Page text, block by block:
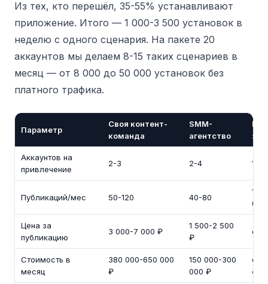
Из тех, кто перешёл, 35-55% устанавливают
приложение. Итого — 1 000-3 500 установок в
неделю с одного сценария. На пакете 20
аккаунтов мы делаем 8-15 таких сценариев в
месяц — от 8 000 до 50 000 установок без
платного трафика.
Параметр
Своя контент-
команда
SMM-
агентство
Аккаунтов на
привлечение
2-3 2-4 10-
Публикаций/мес 50-120 40-80
1
000
Цена за
публикацию
3 000-7 000 ₽
1 500-2 500
₽
от
Стоимость в
месяц
380 000-650 000
₽
150 000-300
000 ₽
от
₽